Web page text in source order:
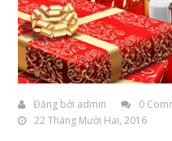
Đăng bởi admin
0
22 Tháng Mười Hai, 2016